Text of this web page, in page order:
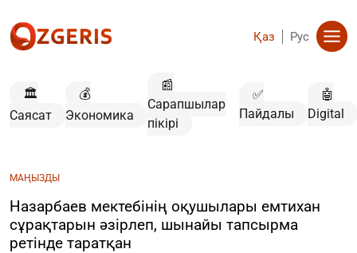
Қаз Рус
🏛️
Саясат
💰
Экономика
📰
Сарапшылар
пікірі
✅
Пайдалы
🤖
Digital
МАҢЫЗДЫ
Назарбаев мектебінің оқушылары емтихан
сұрақтарын әзірлеп, шынайы тапсырма
ретінде таратқан